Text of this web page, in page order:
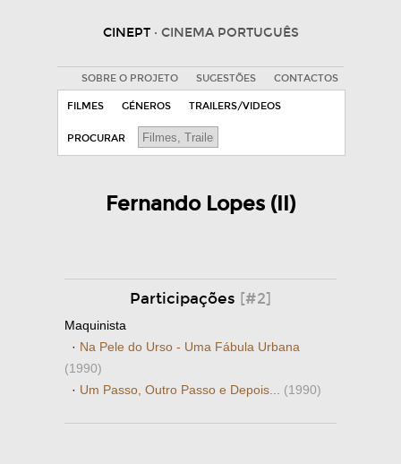
CINEPT · CINEMA PORTUGUÊS
SOBRE O PROJETO SUGESTÕES CONTACTOS
FILMES GÉNEROS TRAILERS/VIDEOS
PROCURAR
Fernando Lopes (II)
Participações [#2]
Maquinista
· Na Pele do Urso - Uma Fábula Urbana
(1990)
· Um Passo, Outro Passo e Depois... (1990)